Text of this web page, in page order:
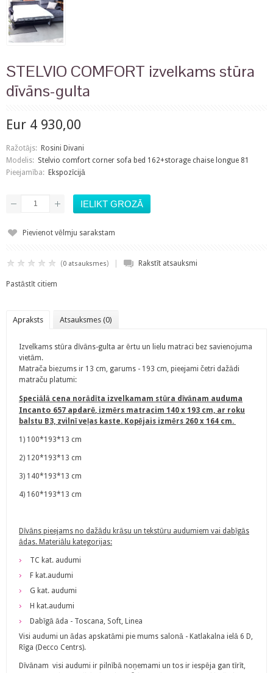
STELVIO COMFORT izvelkams stūra
dīvāns-gulta
Eur 4 930,00
Ražotājs:
Rosini Divani
Modelis: Stelvio comfort corner sofa bed 162+storage chaise longue 81
Pieejamība: Ekspozīcijā
Pievienot vēlmju sarakstam
(0 atsauksmes) Rakstīt atsauksmi
Pastāstīt citiem
Apraksts Atsauksmes (0)
Izvelkams stūra dīvāns-gulta ar ērtu un lielu matraci bez savienojuma
vietām.
Matrača biezums ir 13 cm, garums - 193 cm, pieejami četri dažādi
matraču platumi:
Speciālā cena norādīta izvelkamam stūra dīvānam auduma
Incanto 657 apdarē, izmērs matracim 140 x 193 cm, ar roku
balstu B3, zvilnī veļas kaste. Kopējais izmērs 260 x 164 cm.
1) 100*193*13 cm
2) 120*193*13 cm
3) 140*193*13 cm
4) 160*193*13 cm
Dīvāns pieejams no dažādu krāsu un tekstūru audumiem vai dabīgās
ādas. Materiālu kategorijas:
TC kat. audumi
F kat.audumi
G kat. audumi
H kat.audumi
Dabīgā āda - Toscana, Soft, Linea
Visi audumi un ādas apskatāmi pie mums salonā - Katlakalna ielā 6 D,
Rīga (Decco Centrs).
Dīvānam visi audumi ir pilnībā noņemami un tos ir iespēja gan tīrīt,